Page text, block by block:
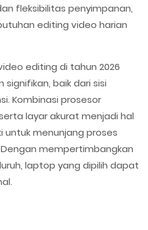
fleksibilitas penyimpanan,
editing video harian
editing di tahun 2026
baik dari sisi
Kombinasi prosesor
layar akurat menjadi hal
untuk menunjang proses
mempertimbangkan
laptop yang dipilih dapat